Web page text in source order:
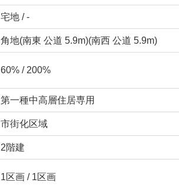
宅地 / -
角地(南東 公道 5.9m)(南西 公道 5.9m)
60% / 200%
第一種中高層住居専用
市街化区域
2階建
1区画 / 1区画